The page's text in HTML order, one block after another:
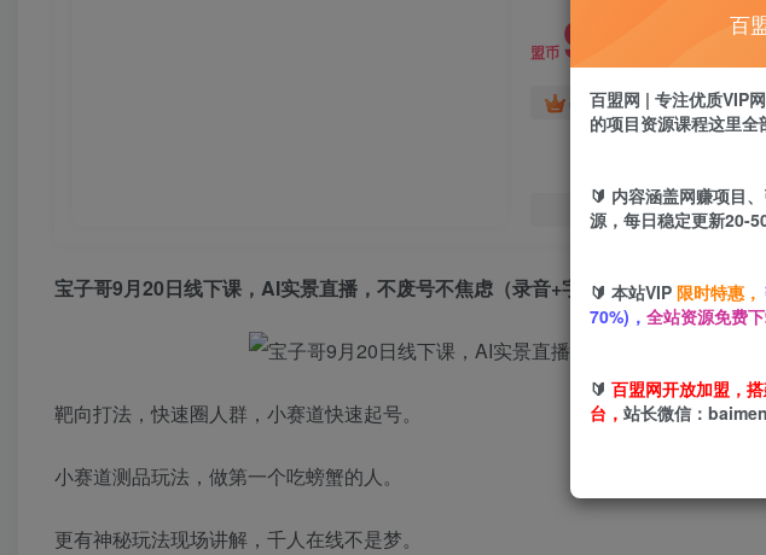
盟币 9.9
年卡会员免费 永久会
宝子哥9月20日线下课， AI实景直播 ，不废号不焦虑（录音+字幕）
靶向打法，快速圈人群，小赛道快速起号。
小赛道测品玩法，做第一个吃螃蟹的人。
更有神秘玩法现场讲解，千人在线不是梦。
百
百盟网 | 专注优质VIP
的项目资源课程这里全
🔰 内容涵盖网赚项目
源，每日稳定更新20-
🔰 本站VIP 限时特惠，
70%)， 全站资源免费下
🔰 百盟网开放加盟，
台， 站长微信：